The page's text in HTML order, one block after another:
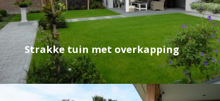
Strakke tuin met overkapping